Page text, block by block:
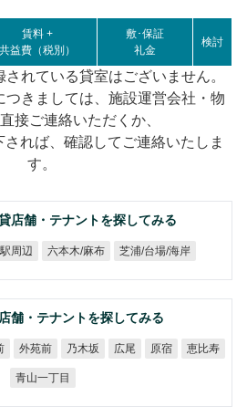
賃料 +
共益費（税別）
敷･保証
礼金
検討
れている貸室はございません。
つきましては、施設運営会社・物
接ご連絡いただくか、
されば、確認してご連絡いたしま
す。
店舗・テナントを探してみる
周辺 六本木/麻布 芝浦/台場/海岸
舗・テナントを探してみる
外苑前 乃木坂 広尾 原宿 恵比寿
青山一丁目